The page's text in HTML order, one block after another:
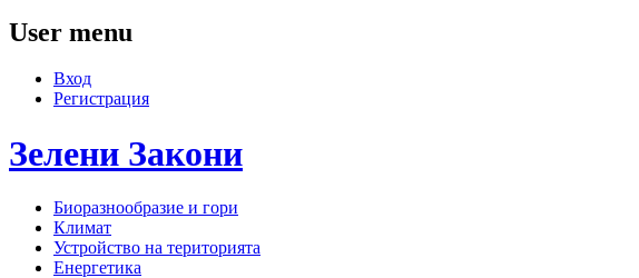
User menu
Вход
Регистрация
Зелени Закони
Биоразнообразие и гори
Климат
Устройство на територията
Енергетика